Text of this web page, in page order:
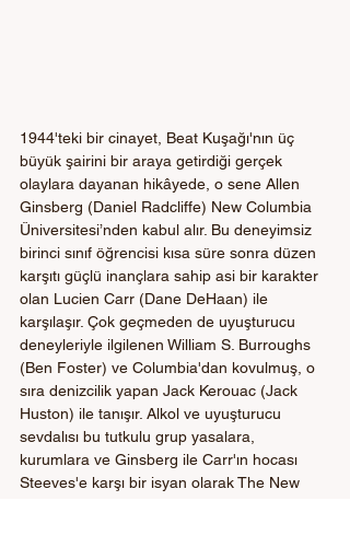
1944'teki bir cinayet, Beat Kuşağı'nın üç
büyük şairini bir araya getirdiği gerçek
olaylara dayanan hikâyede, o sene Allen
Ginsberg (Daniel Radcliffe) New Columbia
Üniversitesi’nden kabul alır. Bu deneyimsiz
birinci sınıf öğrencisi kısa süre sonra düzen
karşıtı güçlü inançlara sahip asi bir karakter
olan Lucien Carr (Dane DeHaan) ile
karşılaşır. Çok geçmeden de uyuşturucu
deneyleriyle ilgilenen William S. Burroughs
(Ben Foster) ve Columbia'dan kovulmuş, o
sıra denizcilik yapan Jack Kerouac (Jack
Huston) ile tanışır. Alkol ve uyuşturucu
sevdalısı bu tutkulu grup yasalara,
kurumlara ve Ginsberg ile Carr'ın hocası
Steeves'e karşı bir isyan olarak The New